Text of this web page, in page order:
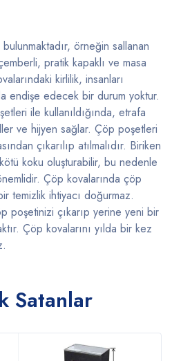
örneğin sallanan
pratik kapaklı ve masa
kirlilik, insanları
endişe edecek bir durum yoktur.
ile kullanıldığında, etrafa
ve hijyen sağlar. Çöp poşetleri
çıkarılıp atılmalıdır. Biriken
koku oluşturabilir, bu nedenle
Çöp kovalarında çöp
temizlik ihtiyacı doğurmaz.
poşetinizi çıkarıp yerine yeni bir
Çöp kovalarını yılda bir kez
Satanlar